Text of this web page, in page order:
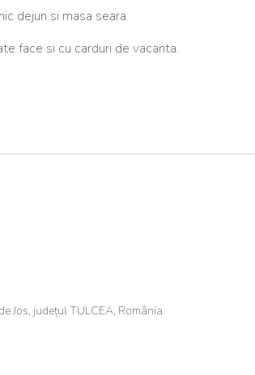
dejun si masa seara.
face si cu carduri de vacanta.
Jos, județul TULCEA, România